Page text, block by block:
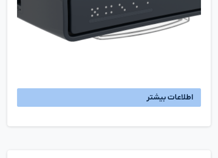
اطلاعات بیشتر